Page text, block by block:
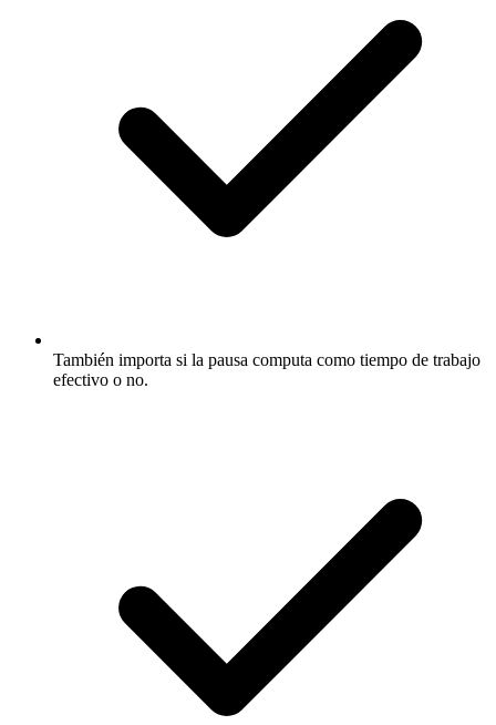
También importa si la pausa computa como tiempo de trabajo
efectivo o no.